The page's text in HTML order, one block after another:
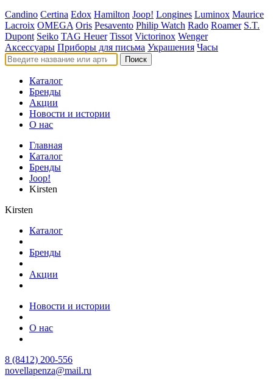
Candino Certina Edox Hamilton Joop! Longines Luminox Maurice
Lacroix OMEGA Oris Pesavento Philip Watch Rado Roamer S.T.
Dupont Seiko TAG Heuer Tissot Victorinox Wenger
Аксессуары Приборы для письма Украшения Часы
Поиск
Каталог
Бренды
Акции
Новости и истории
О нас
Главная
Каталог
Бренды
Joop!
Kirsten
Kirsten
Каталог
Бренды
Акции
Новости и истории
О нас
8 (8412) 200-556
novellapenza@mail.ru